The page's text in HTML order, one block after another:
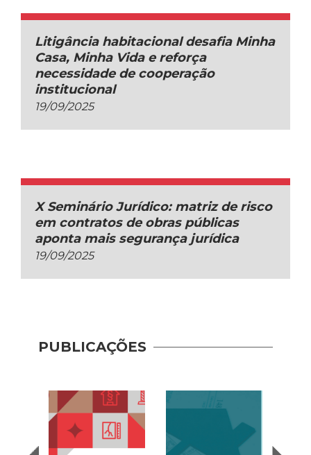
Litigância habitacional desafia Minha
Casa, Minha Vida e reforça
necessidade de cooperação
institucional
19/09/2025
X Seminário Jurídico: matriz de risco
em contratos de obras públicas
aponta mais segurança jurídica
19/09/2025
PUBLICAÇÕES